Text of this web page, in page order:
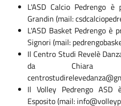
L'ASD Calcio Pedrengo è
Grandin (mail:
L'ASD Basket Pedrengo è
Signori (mail:
Il Centro Studi Revelè
da Chiara
Il Volley Pedrengo ASD
Esposito (mail: